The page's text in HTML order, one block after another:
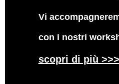
Vi
con i nostri
scopri di più >>>